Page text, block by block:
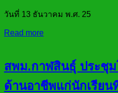
วันที่ 13 ธันวาคม พ.ศ. 25
Read more
สพม.กาฬสินธ์ุ ประชุม
ด้านอาชีพแก่นักเรียน